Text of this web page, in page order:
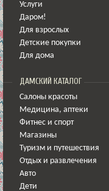
Услуги
Даром!
Для взрослых
Детские покупки
Для дома
ДАМСКИЙ КАТАЛОГ
Салоны красоты
Медицина, аптеки
Фитнес и спорт
Магазины
Туризм и путешествия
Отдых и развлечения
Авто
Дети